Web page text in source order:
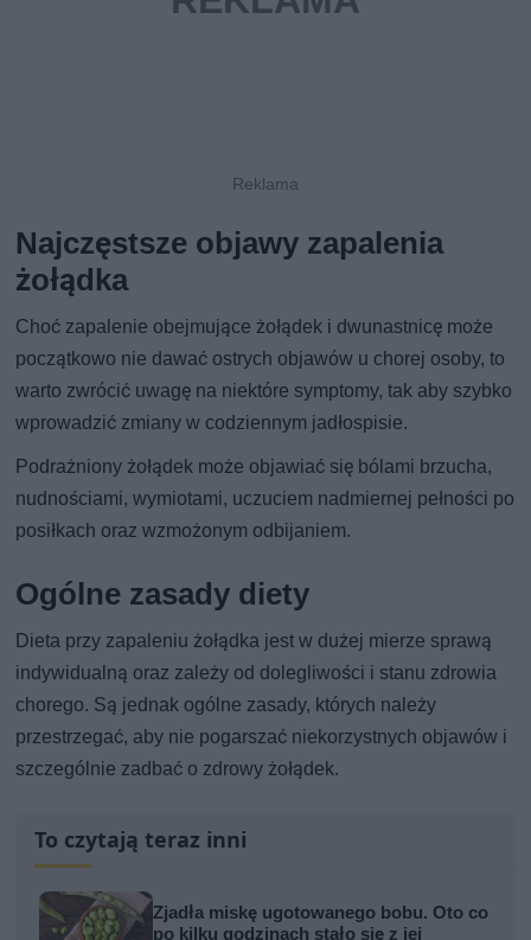
Najczęstsze objawy zapalenia
żołądka
Choć zapalenie obejmujące żołądek i dwunastnicę może
początkowo nie dawać ostrych objawów u chorej osoby, to
warto zwrócić uwagę na niektóre symptomy, tak aby szybko
wprowadzić zmiany w codziennym jadłospisie.
Podrażniony żołądek może objawiać się bólami brzucha,
nudnościami, wymiotami, uczuciem nadmiernej pełności po
posiłkach oraz wzmożonym odbijaniem.
Ogólne zasady diety
Dieta przy zapaleniu żołądka jest w dużej mierze sprawą
indywidualną oraz zależy od dolegliwości i stanu zdrowia
chorego. Są jednak ogólne zasady, których należy
przestrzegać, aby nie pogarszać niekorzystnych objawów i
szczególnie zadbać o zdrowy żołądek.
To czytają teraz inni
Zjadła miskę ugotowanego bobu. Oto co
po kilku godzinach stało się z jej